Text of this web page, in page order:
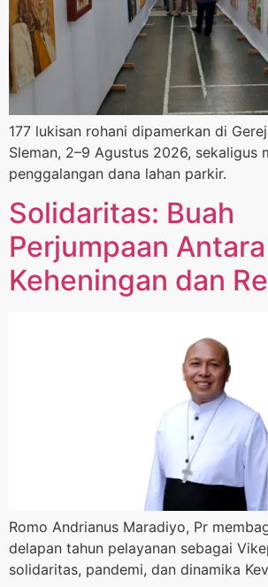
177 lukisan rohani dipamerkan di
Sleman, 2–9 Agustus 2026, sekaligus
penggalangan dana lahan parkir.
Solidaritas: Buah
Perjumpaan Antara
Keheningan dan
Romo Andrianus Maradiyo, Pr
delapan tahun pelayanan sebagai
solidaritas, pandemi, dan dinamika